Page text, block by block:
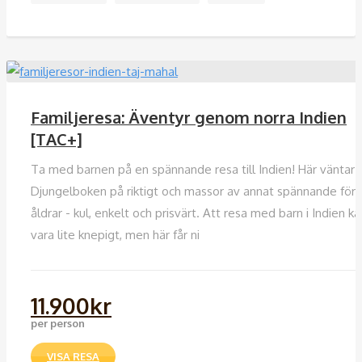
Familjeresa: Äventyr genom norra Indien
[TAC+]
Ta med barnen på en spännande resa till Indien! Här väntar
Djungelboken på riktigt och massor av annat spännande för
åldrar - kul, enkelt och prisvärt. Att resa med barn i Indien
vara lite knepigt, men här får ni
11.900kr
per person
VISA RESA